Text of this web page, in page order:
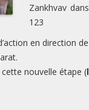
Zankhvav
123
en direction
nouvelle étape (